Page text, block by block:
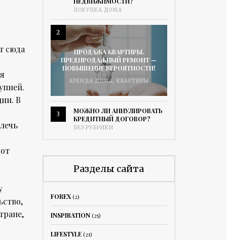
сюда
В
ПОКУПКА ДОМА
2
ПРОДАЖА КВАРТИРЫ.
ПРЕДПРОДАЖНЫЙ РЕМОНТ —
ПОВЫШЕНИЕ ВЕРОЯТНОСТИ!
АРЕНДА ДОМА, КВАРТИРЫ
3
МОЖНО ЛИ АННУЛИРОВАТЬ
КРЕДИТНЫЙ ДОГОВОР?
БЕЗ РУБРИКИ
Разделы сайта
FOREX(2)
INSPIRATION(25)
LIFESTYLE(21)